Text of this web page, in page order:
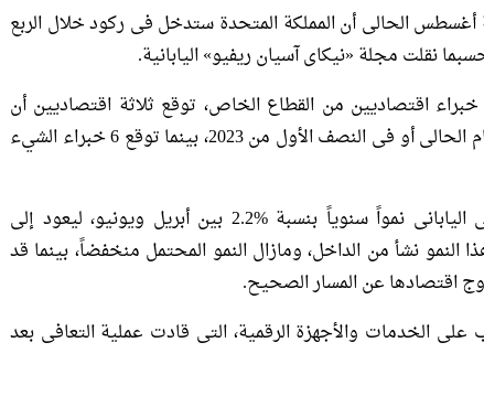
أغسطس الحالى أن المملكة المتحدة ستدخل فى ركود خلال الربع
وفى استطلاع لمؤشر «نيكاى» شمل 10 خبراء اقتصاديين من القطاع الخاص، توقع ثلاثة اقتصاديين أن
تدخل الولايات المتحدة فى ركود إما العام الحالى أو فى النصف الأول من 2023، بينما توقع 6 خبراء الشيء
وسجل الناتج المحلى الإجمالى الحقيقى اليابانى نمواً سنوياً بنسبة %2.2 بين أبريل ويونيو، ليعود إلى
النمو نشأ من الداخل، ومازال النمو المحتمل منخفضاً، بينما قد
اقتصادها عن المسار الصحيح.
الخدمات والأجهزة الرقمية، التى قادت عملية التعافى بعد